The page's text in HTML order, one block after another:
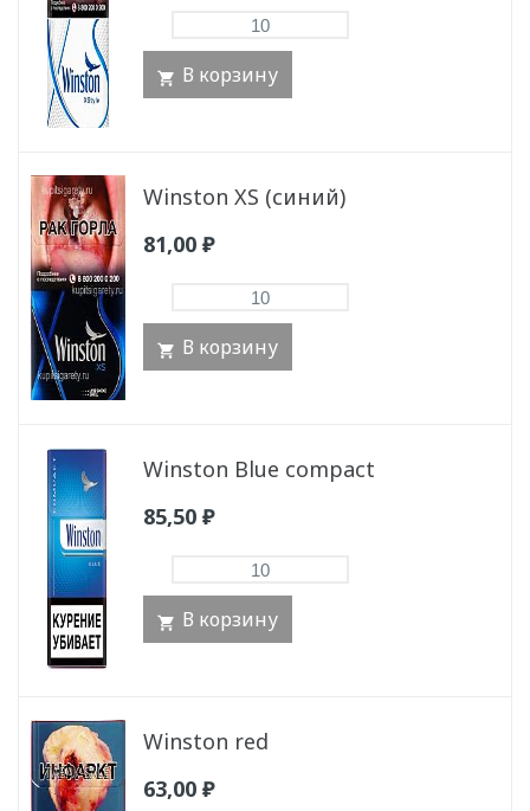
В корзину
Winston XS (синий)
81,00 ₽
В корзину
Winston Blue compact
85,50 ₽
В корзину
Winston red
63,00 ₽